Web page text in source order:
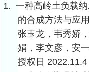
1. 一种高岭土负载
的合成方法与应
张玉龙，韦秀娇
娟，李文彦，安
授权日 2022.11.4